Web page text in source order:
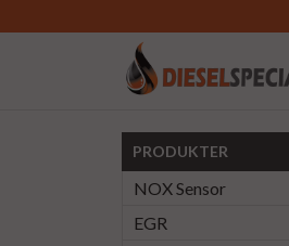
PRODUKTER
NOX Sensor
EGR